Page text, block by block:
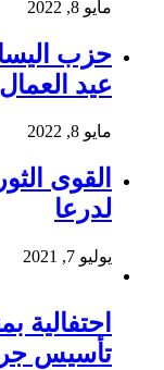
مايو 8, 2022
حزب
عيد
مايو 8, 2022
القوى
لدرعا
يوليو 7, 2021
تأسيس